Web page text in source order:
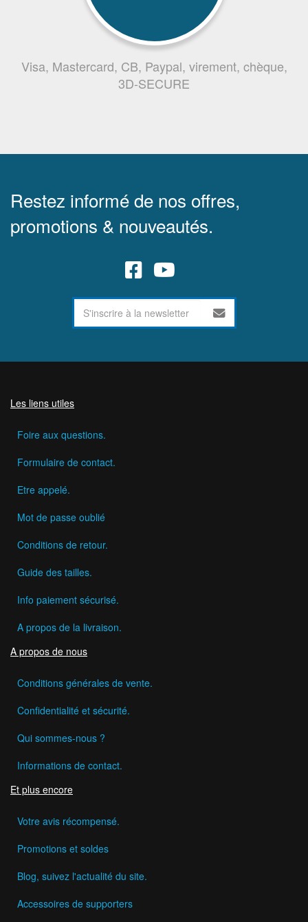
Visa, Mastercard, CB, Paypal, virement, chèque,
3D-SECURE
Restez informé de nos offres,
promotions & nouveautés.
Les liens utiles
Foire aux questions.
Formulaire de contact.
Etre appelé.
Mot de passe oublié
Conditions de retour.
Guide des tailles.
Info paiement sécurisé.
A propos de la livraison.
A propos de nous
Conditions générales de vente.
Confidentialité et sécurité.
Qui sommes-nous ?
Informations de contact.
Et plus encore
Votre avis récompensé.
Promotions et soldes
Blog, suivez l'actualité du site.
Accessoires de supporters